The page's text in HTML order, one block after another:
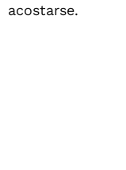
acostarse.